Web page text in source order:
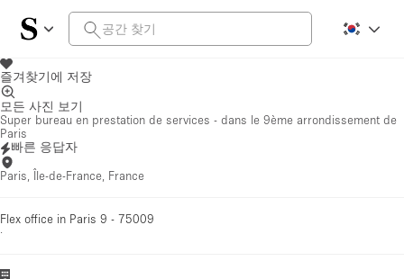
즐겨찾기에 저장
모든 사진 보기
Super bureau en prestation de services - dans le 9ème arrondissement de
Paris
빠른 응답자
Paris, Île-de-France, France
Flex office in Paris 9 - 75009
·